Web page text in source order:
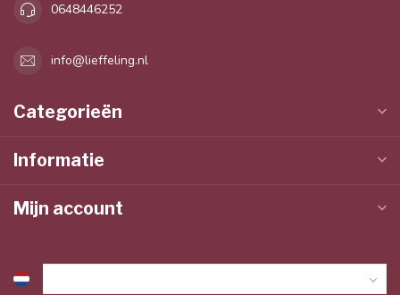
0648446252
info@lieffeling.nl
Categorieën
Informatie
Mijn account